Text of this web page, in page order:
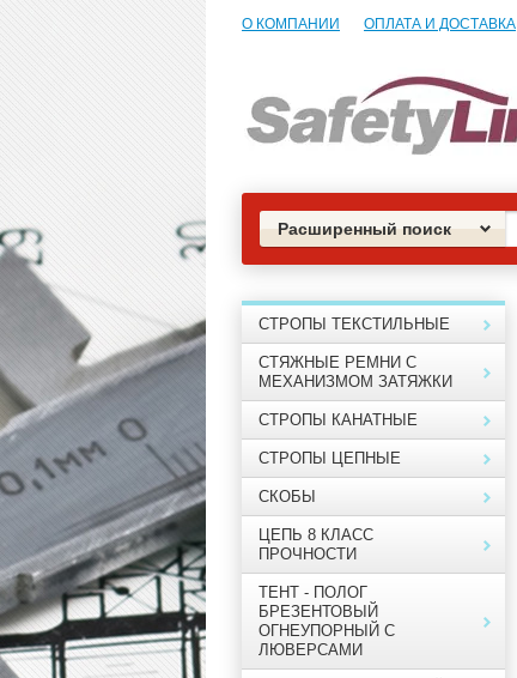
О КОМПАНИИ ОПЛАТА И ДОСТАВКА
Расширенный поиск
СТРОПЫ ТЕКСТИЛЬНЫЕ
СТЯЖНЫЕ РЕМНИ С
МЕХАНИЗМОМ ЗАТЯЖКИ
СТРОПЫ КАНАТНЫЕ
СТРОПЫ ЦЕПНЫЕ
СКОБЫ
ЦЕПЬ 8 КЛАСС
ПРОЧНОСТИ
ТЕНТ - ПОЛОГ
БРЕЗЕНТОВЫЙ
ОГНЕУПОРНЫЙ С
ЛЮВЕРСАМИ